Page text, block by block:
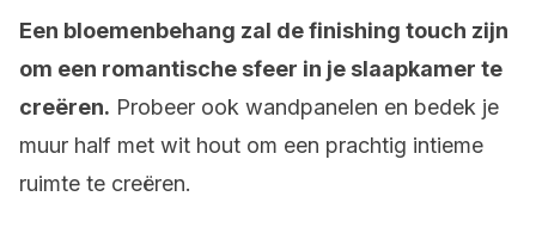
Een bloemenbehang zal de finishing touch zijn
om een romantische sfeer in je slaapkamer te
creëren. Probeer ook wandpanelen en bedek je
muur half met wit hout om een prachtig intieme
ruimte te creëren.